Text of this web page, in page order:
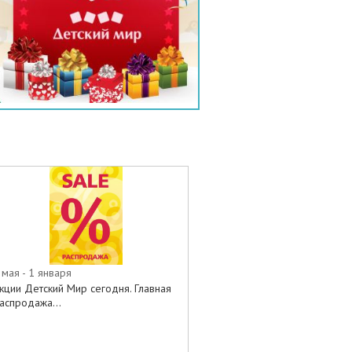
- 1 января
Детский Мир сегодня. Главная